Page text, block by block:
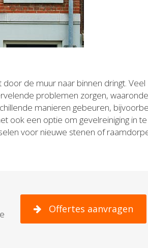
de muur naar binnen dringt. Veel
problemen zorgen,
manieren gebeuren,
ook een optie om gevelreiniging in te
voor nieuwe stenen of
Offertes aanvragen